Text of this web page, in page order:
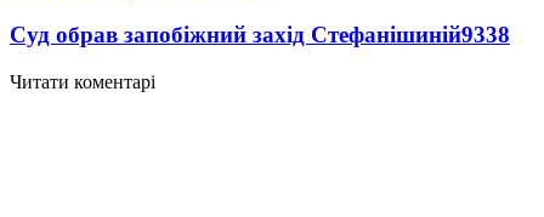
Суд обрав запобіжний захід Стефанішиній9338
Читати коментарі